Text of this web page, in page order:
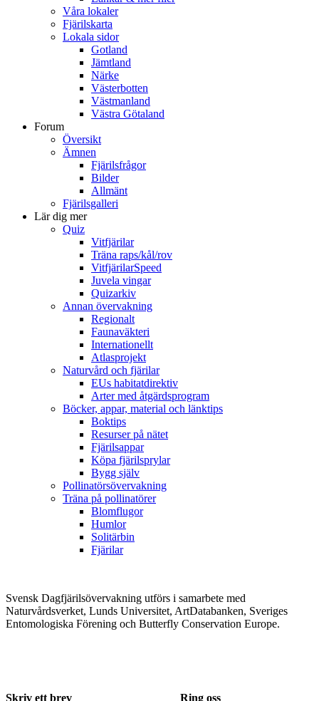
Våra lokaler
Fjärilskarta
Lokala sidor
Gotland
Jämtland
Närke
Västerbotten
Västmanland
Västra Götaland
Forum
Översikt
Ämnen
Fjärilsfrågor
Bilder
Allmänt
Fjärilsgalleri
Lär dig mer
Quiz
Vitfjärilar
Träna raps/kål/rov
VitfjärilarSpeed
Juvela vingar
Quizarkiv
Annan övervakning
Regionalt
Faunaväkteri
Internationellt
Atlasprojekt
Naturvård och fjärilar
EUs habitatdirektiv
Arter med åtgärdsprogram
Böcker, appar, material och länktips
Boktips
Resurser på nätet
Fjärilsappar
Köpa fjärilsprylar
Bygg själv
Pollinatörsövervakning
Träna på pollinatörer
Blomflugor
Humlor
Solitärbin
Fjärilar
Svensk Dagfjärilsövervakning utförs i samarbete med
Naturvårdsverket, Lunds Universitet, ArtDatabanken, Sveriges
Entomologiska Förening och Butterfly Conservation Europe.
Skriv ett brev Ring oss